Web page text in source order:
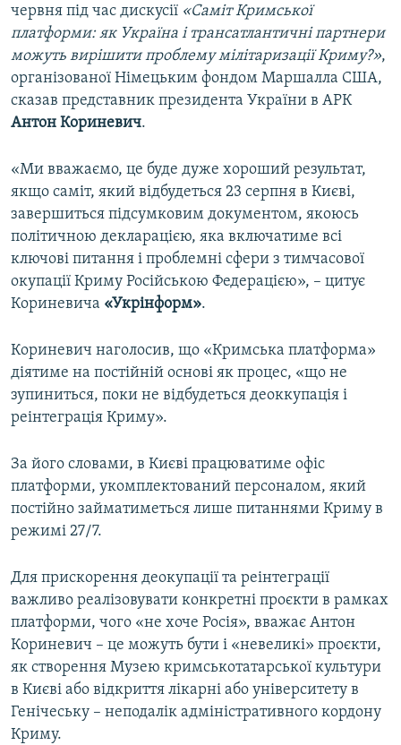
червня під час дискусії «Саміт Кримської
платформи: як Україна і трансатлантичні партнери
можуть вирішити проблему мілітаризації Криму?»,
організованої Німецьким фондом Маршалла США,
сказав представник президента України в АРК
Антон Кориневич.
«Ми вважаємо, це буде дуже хороший результат,
якщо саміт, який відбудеться 23 серпня в Києві,
завершиться підсумковим документом, якоюсь
політичною декларацією, яка включатиме всі
ключові питання і проблемні сфери з тимчасової
окупації Криму Російською Федерацією», – цитує
Кориневича «Укрінформ».
Кориневич наголосив, що «Кримська платформа»
діятиме на постійній основі як процес, «що не
зупиниться, поки не відбудеться деоккупація і
реінтеграція Криму».
За його словами, в Києві працюватиме офіс
платформи, укомплектований персоналом, який
постійно займатиметься лише питаннями Криму в
режимі 27/7.
Для прискорення деокупації та реінтеграції
важливо реалізовувати конкретні проєкти в рамках
платформи, чого «не хоче Росія», вважає Антон
Кориневич – це можуть бути і «невеликі» проєкти,
як створення Музею кримськотатарської культури
в Києві або відкриття лікарні або університету в
Генічеську – неподалік адміністративного кордону
Криму.